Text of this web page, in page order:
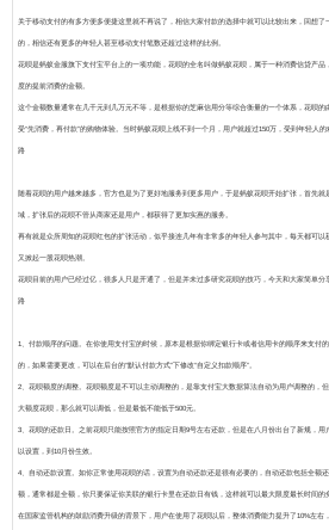
关于移动支付的有多方便多便捷这里就不再说了，相信大家付款的选择中就可以比较出来，回想
的，相信还有更多的年轻人甚至移动支付笔数还超过这样的比例。
花呗是蚂蚁金服旗下支付宝平台上的一项功能，花呗的全名叫做蚂蚁花呗，属于一种消费信贷产
度的提前消费的金额。
这个金额数量通常在几千元到几万元不等，是根据你的芝麻信用分等综合衡量的一个体系，花呗
受“先消费，再付款”的购物体验。当时蚂蚁花呗上线不到一个月，用户就超过150万，受到年轻人的
路
随着花呗的用户越来越多，官方也是为了更好地服务到更多用户，于是蚂蚁花呗开始扩张，首先
域，扩张后的花呗不管从商家还是用户，都获得了更加实惠的服务。
再有就是众所周知的花呗红包的扩张活动，似乎接连几年有非常多的年轻人参与其中，每天都可
又掀起一股花呗热潮。
花呗目前的用户已经过亿，很多人只是开通了，但是并未过多研究花呗的技巧，今天和大家简单分
路
1、付款顺序的问题。在你使用支付宝的时候，原本是根据你绑定银行卡或者信用卡的顺序来支付
的，如果需要更改，可以在后台的“默认付款方式”下修改“自定义扣款顺序”。
2、花呗额度的调整。花呗额度是不可以主动调整的，是靠支付宝大数据算法自动为用户调整的，
大额度花呗，那么就可以调低，但是最低不能低于500元。
3、花呗的还款日。之前花呗只能按照官方的指定日期9号左右还款，但是在八月份出台了新规，用
以设置，到10月份生效。
4、自动还款设置。如你正常使用花呗的话，设置为自动还款还是很有必要的，自动还款包括全额
额，通常都是全额，你只要保证你关联的银行卡里在还款日有钱，这样就可以最大限度最长时间的
在国家监管机构的鼓励消费升级的背景下，用户在使用了花呗以后，整体消费能力提升了10%左右